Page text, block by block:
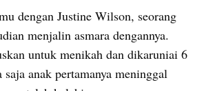
dengan Justine Wilson, seorang
menjalin asmara dengannya.
untuk menikah dan dikaruniai 6
saja anak pertamanya meninggal